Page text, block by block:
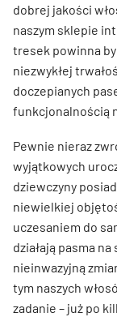
dobrej jakości
naszym sklepie
tresek powinna
niezwykłej
doczepianych
funkcjonalnością
Pewnie nieraz
wyjątkowych
dziewczyny
niewielkiej
uczesaniem do
działają pasma
nieinwazyjną
tym naszych
zadanie – już po